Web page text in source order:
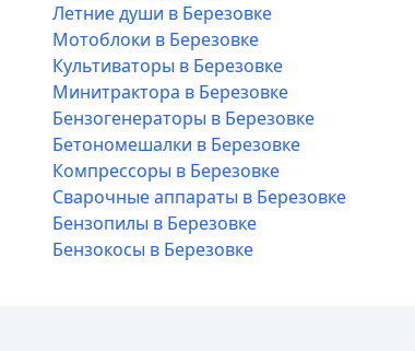
Летние души в Березовке
Мотоблоки в Березовке
Культиваторы в Березовке
Минитрактора в Березовке
Бензогенераторы в Березовке
Бетономешалки в Березовке
Компрессоры в Березовке
Сварочные аппараты в Березовке
Бензопилы в Березовке
Бензокосы в Березовке